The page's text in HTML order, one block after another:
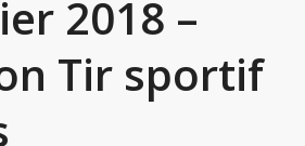
2018 –
Tir sportif